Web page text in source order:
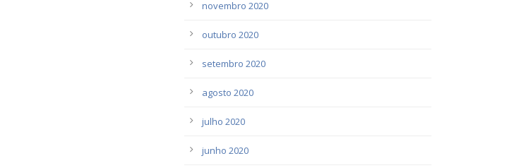
novembro 2020
outubro 2020
setembro 2020
agosto 2020
julho 2020
junho 2020